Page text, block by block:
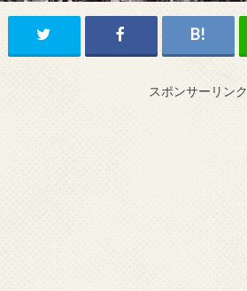
スポンサーリンク